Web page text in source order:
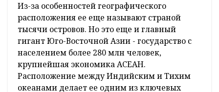
Из-за особенностей географического
расположения ее еще называют страной
тысячи островов. Но это еще и главный
гигант Юго-Восточной Азии - государство с
населением более 280 млн человек,
крупнейшая экономика АСЕАН.
Расположение между Индийским и Тихим
океанами делает ее одним из ключевых